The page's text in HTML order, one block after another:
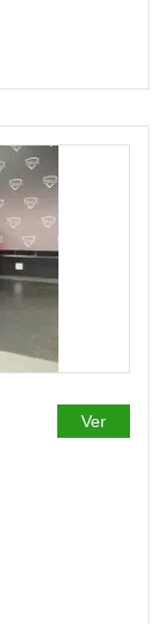
Ver